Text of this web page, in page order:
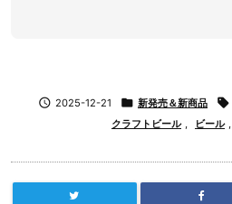
 2025-12-21  新発売＆新商品 
クラフトビール , ビール ,